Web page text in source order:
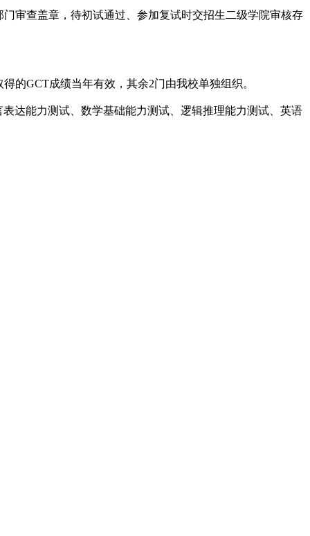
查盖章，待初试通过、参加复试时交招生二级学院审核存
GCT成绩当年有效，其余2门由我校单独组织。
达能力测试、数学基础能力测试、逻辑推理能力测试、英语